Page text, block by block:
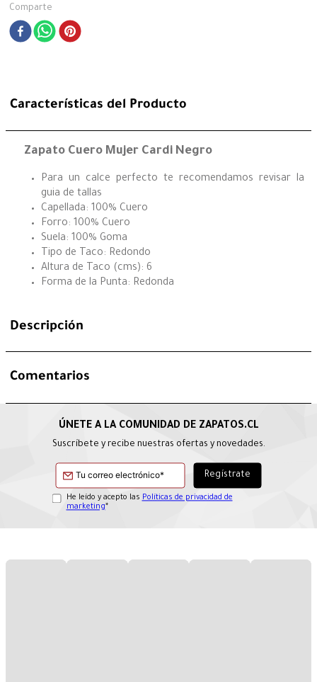
Comparte
Características del Producto
Zapato Cuero Mujer Cardi Negro
Para un calce perfecto te recomendamos revisar la
guia de tallas
Capellada: 100% Cuero
Forro: 100% Cuero
Suela: 100% Goma
Tipo de Taco: Redondo
Altura de Taco (cms): 6
Forma de la Punta: Redonda
Descripción
Comentarios
Suscríbete y recibe nuestras ofertas y novedades.
He leído y acepto las Políticas de privacidad de
marketing*